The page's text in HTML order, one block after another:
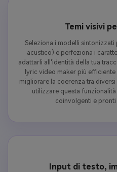
Temi visivi
Seleziona i modelli
acustico) e perfeziona i
adattarli all'identità della tua
lyric video maker più
migliorare la coerenza tra
utilizzare questa
coinvolgenti e
Input di testo,